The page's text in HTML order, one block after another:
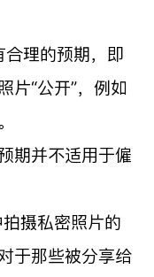
理的预期，即
片“公开”，例如
期并不适用于僱
摄私密照片的
于那些被分享给